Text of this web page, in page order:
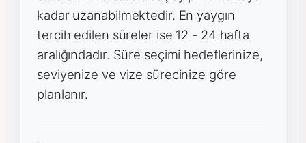
kadar uzanabilmektedir. En yaygın
tercih edilen süreler ise 12 - 24 hafta
aralığındadır. Süre seçimi hedeflerinize,
seviyenize ve vize sürecinize göre
planlanır.